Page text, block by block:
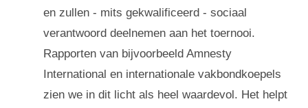
en zullen - mits gekwalificeerd - sociaal
verantwoord deelnemen aan het toernooi.
Rapporten van bijvoorbeeld Amnesty
International en internationale vakbondkoepels
zien we in dit licht als heel waardevol. Het helpt